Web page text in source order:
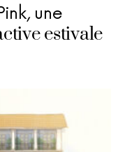
une
estivale